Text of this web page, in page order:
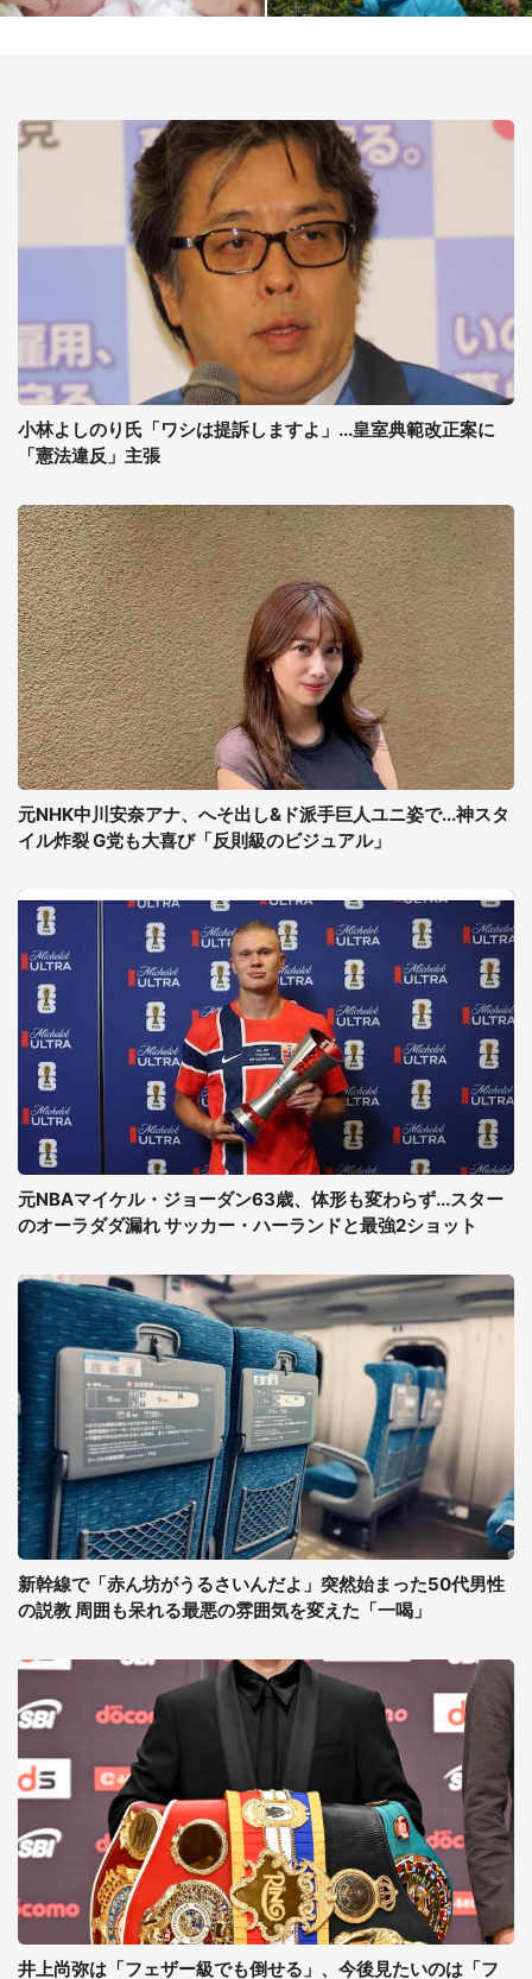
小林よしのり氏「ワシは提訴しますよ」...皇室典範改正案に
「憲法違反」主張
元NHK中川安奈アナ、へそ出し&ド派手巨人ユニ姿で...神スタ
イル炸裂 G党も大喜び「反則級のビジュアル」
元NBAマイケル・ジョーダン63歳、体形も変わらず...スター
のオーラダダ漏れ サッカー・ハーランドと最強2ショット
新幹線で「赤ん坊がうるさいんだよ」突然始まった50代男性
の説教 周囲も呆れる最悪の雰囲気を変えた「一喝」
井上尚弥は「フェザー級でも倒せる」、今後見たいのは「フ